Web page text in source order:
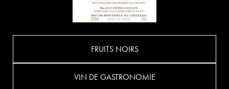
FRUITS NOIRS
VIN DE GASTRONOMIE